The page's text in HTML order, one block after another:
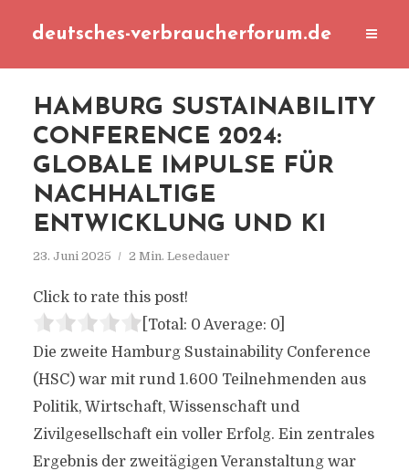
deutsches-verbraucherforum.de
HAMBURG SUSTAINABILITY
CONFERENCE 2024:
GLOBALE IMPULSE FÜR
NACHHALTIGE
ENTWICKLUNG UND KI
23. Juni 2025 2 Min. Lesedauer
Click to rate this post!
[Total: 0 Average: 0]
Die zweite Hamburg Sustainability Conference
(HSC) war mit rund 1.600 Teilnehmenden aus
Politik, Wirtschaft, Wissenschaft und
Zivilgesellschaft ein voller Erfolg. Ein zentrales
Ergebnis der zweitägigen Veranstaltung war